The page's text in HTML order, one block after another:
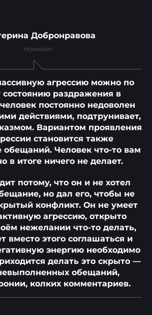
Добронравова
психолог
агрессию можно по
раздражения в
постоянно недоволен
действиями, подтрунивает,
Вариантом проявления
становится также
Человек что-то вам
в итоге ничего не делает.
потому, что он и не хотел
но дал его, чтобы не
конфликт. Он не умеет
агрессию, открыто
нежелании что-то делать,
вместо этого соглашаться и
энергию необходимо
делать это скрыто —
обещаний,
колких комментариев.